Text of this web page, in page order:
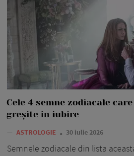
Cele 4 semne zodiacale
greșite în iubire
— ASTROLOGIE 30 iulie 2026
Semnele zodiacale din lista